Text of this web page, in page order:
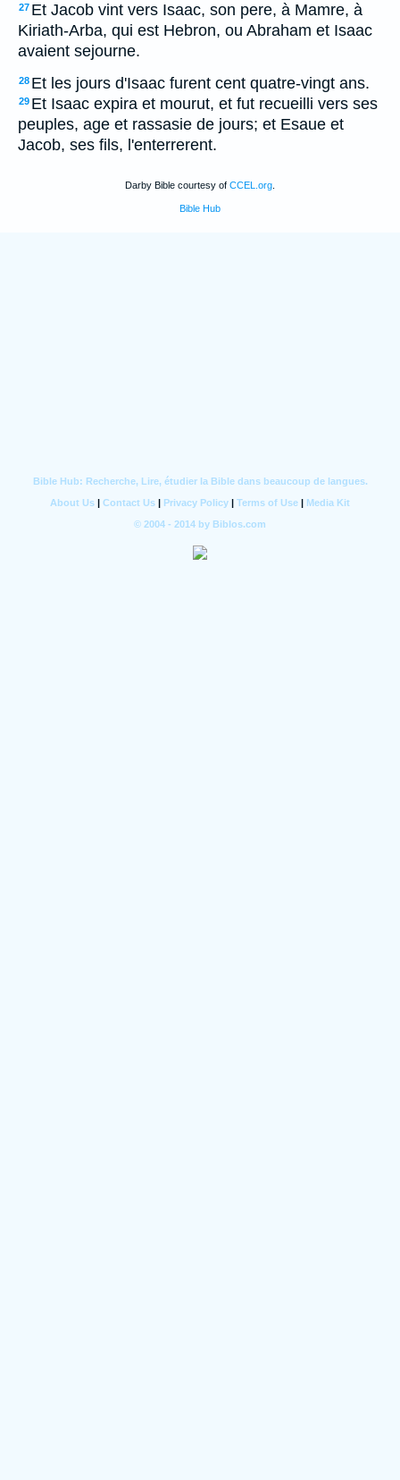
27 Et Jacob vint vers Isaac, son pere, à Mamre, à
Kiriath-Arba, qui est Hebron, ou Abraham et Isaac
avaient sejourne.
28 Et les jours d'Isaac furent cent quatre-vingt ans.
29 Et Isaac expira et mourut, et fut recueilli vers ses
peuples, age et rassasie de jours; et Esaue et
Jacob, ses fils, l'enterrerent.
Darby Bible courtesy of CCEL.org
Bible Hub